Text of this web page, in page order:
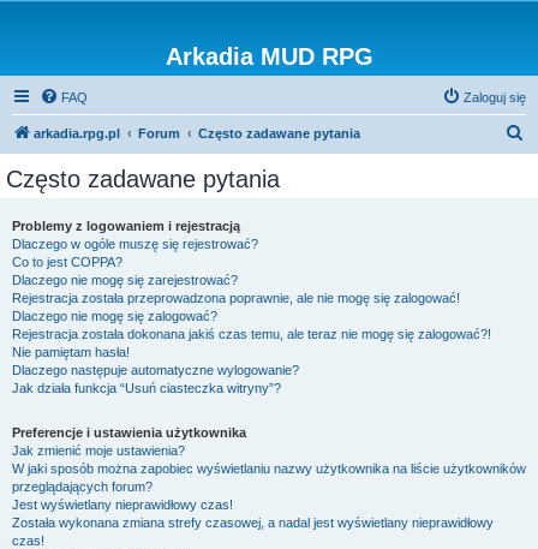
Arkadia MUD RPG
FAQ Zaloguj się
arkadia.rpg.pl Forum Często zadawane pytania
Często zadawane pytania
Problemy z logowaniem i rejestracją
Dlaczego w ogóle muszę się rejestrować?
Co to jest COPPA?
Dlaczego nie mogę się zarejestrować?
Rejestracja została przeprowadzona poprawnie, ale nie mogę się zalogować!
Dlaczego nie mogę się zalogować?
Rejestracja została dokonana jakiś czas temu, ale teraz nie mogę się zalogować?!
Nie pamiętam hasła!
Dlaczego następuje automatyczne wylogowanie?
Jak działa funkcja “Usuń ciasteczka witryny”?
Preferencje i ustawienia użytkownika
Jak zmienić moje ustawienia?
W jaki sposób można zapobiec wyświetlaniu nazwy użytkownika na liście użytkowników
przeglądających forum?
Jest wyświetlany nieprawidłowy czas!
Została wykonana zmiana strefy czasowej, a nadal jest wyświetlany nieprawidłowy
czas!